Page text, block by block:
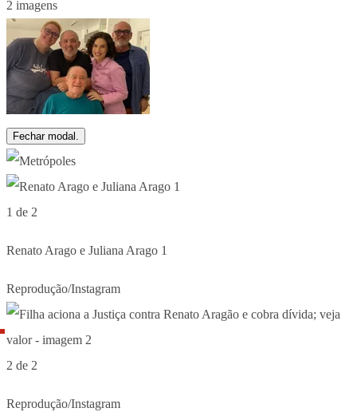
2 imagens
Fechar modal.
1 de 2
Renato Arago e Juliana Arago 1
Reprodução/Instagram
2 de 2
Reprodução/Instagram